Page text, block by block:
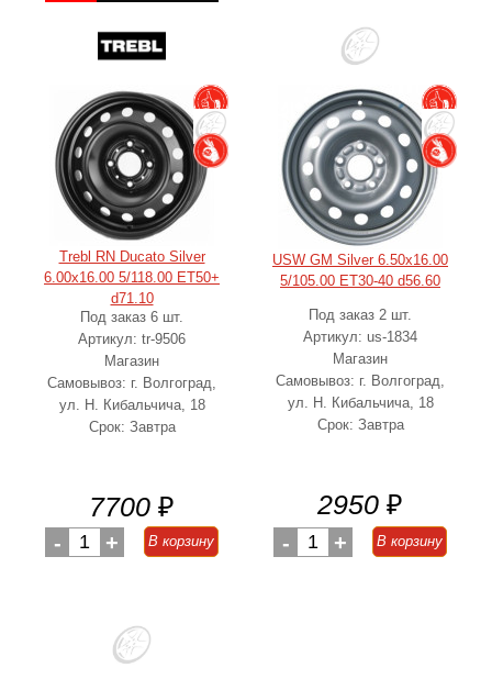
Trebl RN Ducato Silver
6.00x16.00 5/118.00 ET50+
d71.10
Под заказ 6 шт.
Артикул: tr-9506
Магазин
Самовывоз: г. Волгоград,
ул. Н. Кибальчича, 18
Срок: Завтра
7700 ₽
- 1 + В корзину
USW GM Silver 6.50x16.00
5/105.00 ET30-40 d56.60
Под заказ 2 шт.
Артикул: us-1834
Магазин
Самовывоз: г. Волгоград,
ул. Н. Кибальчича, 18
Срок: Завтра
2950 ₽
- 1 + В корзину